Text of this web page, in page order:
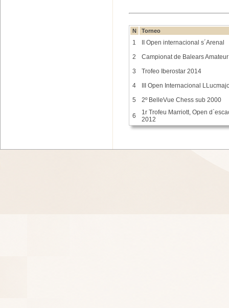
N Torneo
1
II Open internacional s´Arenal
2
Campionat de Balears
3
Trofeo Iberostar 2014
4
III Open Internacional
5
2º BelleVue Chess sub 2000
6
1r Trofeu Marriott, Open
2012